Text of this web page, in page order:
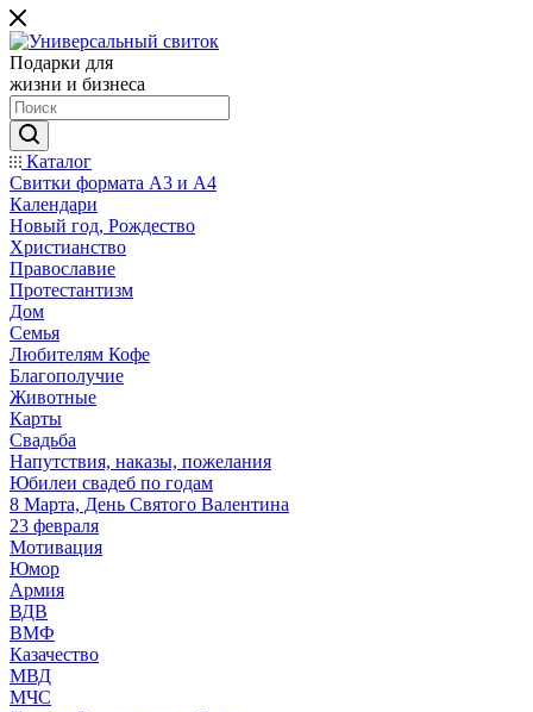
Подарки для
жизни и бизнеса
Каталог
Свитки формата А3 и А4
Календари
Новый год, Рождество
Христианство
Православие
Протестантизм
Дом
Семья
Любителям Кофе
Благополучие
Животные
Карты
Свадьба
Напутствия, наказы, пожелания
Юбилеи свадеб по годам
8 Марта, День Святого Валентина
23 февраля
Мотивация
Юмор
Армия
ВДВ
ВМФ
Казачество
МВД
МЧС